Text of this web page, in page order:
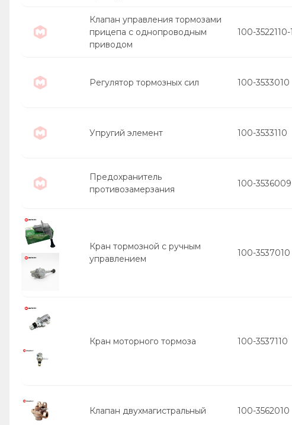
Клапан управления тормозами
прицепа с однопроводным
приводом
100-3522110-
Регулятор тормозных сил 100-3533010
Упругий элемент 100-3533110
Предохранитель
противозамерзания
100-3536009
Кран тормозной с ручным
управлением
100-3537010
Кран моторного тормоза 100-3537110
Клапан двухмагистральный 100-3562010